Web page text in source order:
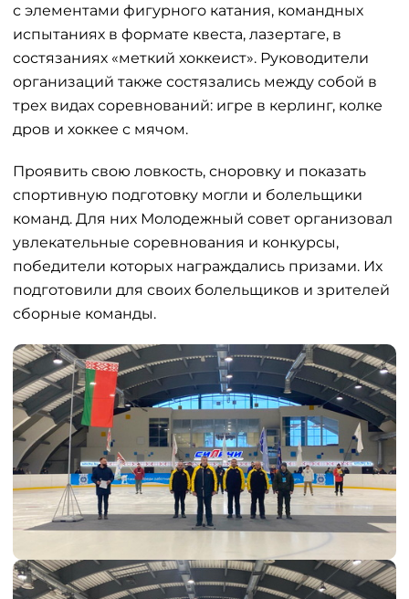
с элементами фигурного катания, командных
испытаниях в формате квеста, лазертаге, в
состязаниях «меткий хоккеист». Руководители
организаций также состязались между собой в
трех видах соревнований: игре в керлинг, колке
дров и хоккее с мячом.
Проявить свою ловкость, сноровку и показать
спортивную подготовку могли и болельщики
команд. Для них Молодежный совет организовал
увлекательные соревнования и конкурсы,
победители которых награждались призами. Их
подготовили для своих болельщиков и зрителей
сборные команды.